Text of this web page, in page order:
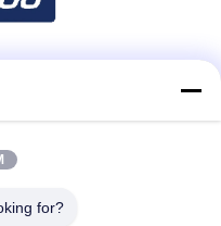
for?